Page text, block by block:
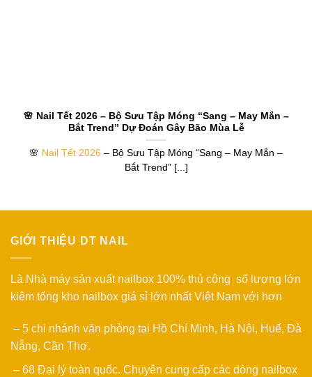
🌸 Nail Tết 2026 – Bộ Sưu Tập Móng “Sang – May Mắn –
Bắt Trend” Dự Đoán Gây Bão Mùa Lễ
🌸 Nail Tết 2026 – Bộ Sưu Tập Móng “Sang – May Mắn –
Bắt Trend” [...]
GIỚI THIỆU DT NAIL
Là Nhà máy sản xuất nailbox 100% thủ công số lượng lớn
kiêm tổng kho nailbox giá sỉ lớn nhất Việt Nam với hơn
– 5 chi nhánh văn phòng tại Hồ Chí Minh, Hà Nội, Huế, Đà
Nẵng, Cần Thơ.
– 68 Đại lý toàn quốc. Chuyên cung cấp các dòng nailbox